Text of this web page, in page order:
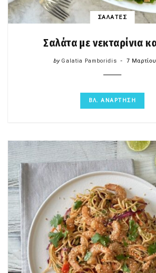
ΣΑΛΑΤΕΣ
Σαλάτα με νεκταρίνια
by Galatia Pamboridis 7
ΒΛ. ΑΝΑΡΤΗΣΗ